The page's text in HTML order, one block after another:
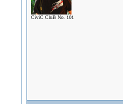
CiviC CluB No. 101